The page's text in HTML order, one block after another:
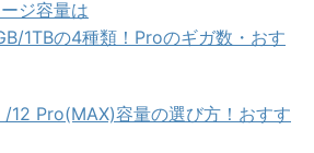
ジ容量は
1TBの4種類！Proのギガ数・おす
12 Pro(MAX)容量の選び方！おすす